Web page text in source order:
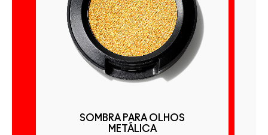
SOMBRA PARA OLHOS
METÁLICA